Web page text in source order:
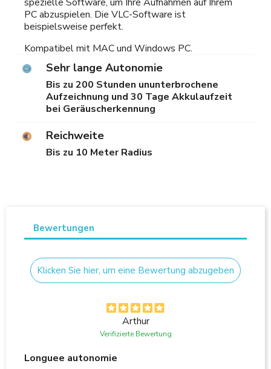
PC abzuspielen. Die VLC-Software ist
beispielsweise perfekt.
Kompatibel mit MAC und Windows PC.
Sehr lange Autonomie
Bis zu 200 Stunden ununterbrochene
Aufzeichnung und 30 Tage Akkulaufzeit
bei Geräuscherkennung
Reichweite
Bis zu 10 Meter Radius
Bewertungen
Klicken Sie hier, um eine Bewertung abzugeben
Arthur
Verifizierte Bewertung
Longuee autonomie